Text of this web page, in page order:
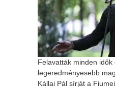
Felavatták minden idők
legeredményesebb
Kállai Pál sírját a